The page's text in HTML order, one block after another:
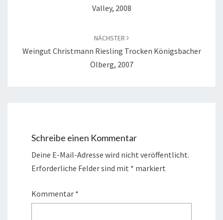
Valley, 2008
NÄCHSTER
Weingut Christmann Riesling Trocken Königsbacher
Ölberg, 2007
Schreibe einen Kommentar
Deine E-Mail-Adresse wird nicht veröffentlicht.
Erforderliche Felder sind mit * markiert
Kommentar *